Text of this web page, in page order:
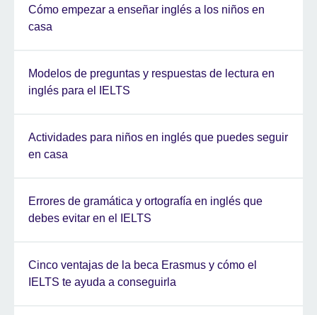
Cómo empezar a enseñar inglés a los niños en
casa
Modelos de preguntas y respuestas de lectura en
inglés para el IELTS
Actividades para niños en inglés que puedes seguir
en casa
Errores de gramática y ortografía en inglés que
debes evitar en el IELTS
Cinco ventajas de la beca Erasmus y cómo el
IELTS te ayuda a conseguirla